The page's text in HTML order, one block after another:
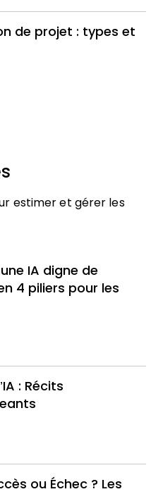
de projet : types et
estimer et gérer les
IA digne de
4 piliers pour les
: Récits
ou Échec ? Les